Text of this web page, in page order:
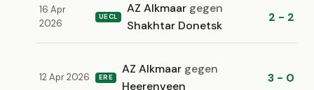
16 Apr
2026
UECL
AZ Alkmaar gegen
Shakhtar Donetsk
2 - 2
12 Apr 2026 ERE
AZ Alkmaar gegen
Heerenveen
3 - 0